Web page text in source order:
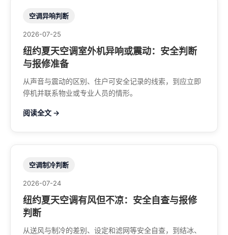
空调异响判断
2026-07-25
纽约夏天空调室外机异响或震动：安全判断
与报修准备
从声音与震动的区别、住户可安全记录的线索，到应立即
停机并联系物业或专业人员的情形。
阅读全文 →
空调制冷判断
2026-07-24
纽约夏天空调有风但不凉：安全自查与报修
判断
从送风与制冷的差别、设定和滤网等安全自查，到结冰、